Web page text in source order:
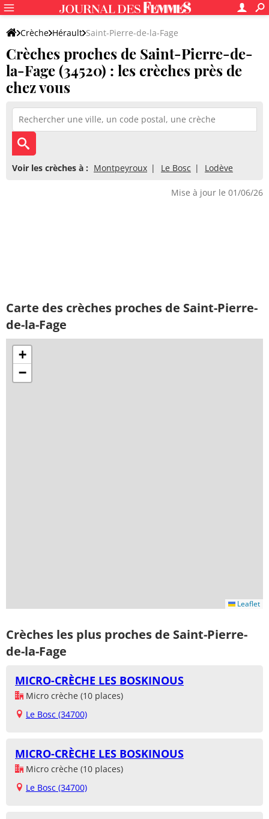
Crèche Hérault Saint-Pierre-de-la-Fage
Crèches proches de Saint-Pierre-de-
la-Fage (34520) : les crèches près de
chez vous
Voir les crèches à : Montpeyroux Le Bosc Lodève
Mise à jour le 01/06/26
Carte des crèches proches de Saint-Pierre-
de-la-Fage
+
−
Leaflet
Crèches les plus proches de Saint-Pierre-
de-la-Fage
MICRO-CRÈCHE LES BOSKINOUS
Micro crèche (10 places)
Le Bosc (34700)
MICRO-CRÈCHE LES BOSKINOUS
Micro crèche (10 places)
Le Bosc (34700)